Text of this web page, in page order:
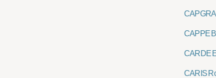
CAPPE
CARDE
CARIS